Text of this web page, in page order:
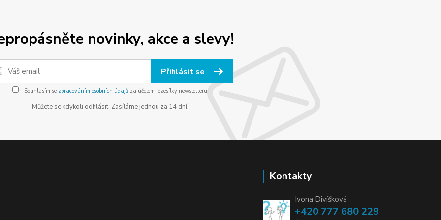
novinky, akce a slevy!
Přihlásit se
Souhlasím se zpracováním osobních údajůza účelem rozesílky newsletteru.
Můžete se kdykoli odhlásit. Zasíláme jednou za 14 dní.
Kontakty
Ivona Divíšková
+420 777 680 229